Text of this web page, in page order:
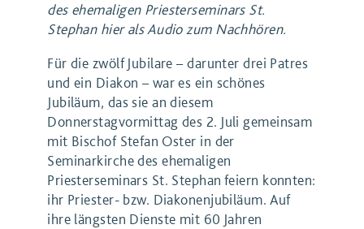
des ehemaligen Priesterseminars St.
Stephan hier als Audio zum Nachhören.
Für die zwölf Jubilare – darunter drei Patres
und ein Diakon – war es ein schönes
Jubiläum, das sie an diesem
Donnerstagvormittag des 2. Juli gemeinsam
mit Bischof Stefan Oster in der
Seminarkirche des ehemaligen
Priesterseminars St. Stephan feiern konnten:
ihr Priester- bzw. Diakonenjubiläum. Auf
ihre längsten Dienste mit 60 Jahren